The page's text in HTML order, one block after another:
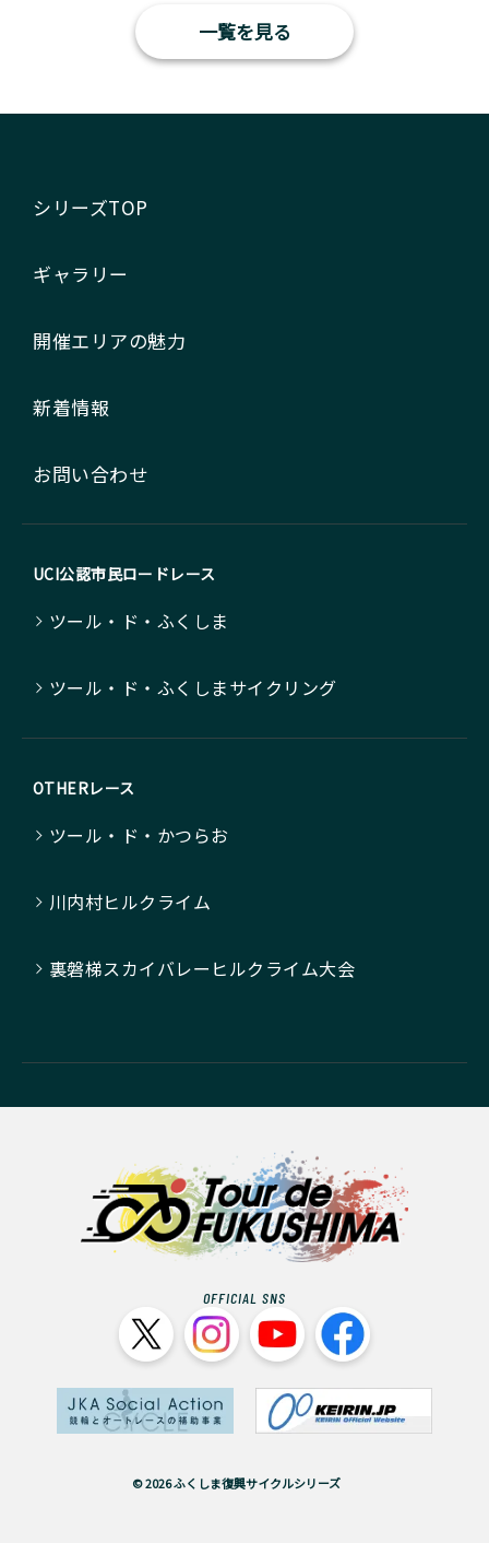
一覧を見る
シリーズTOP
ギャラリー
開催エリアの魅力
新着情報
お問い合わせ
UCI公認市民ロードレース
ツール・ド・ふくしま
ツール・ド・ふくしまサイクリング
OTHERレース
ツール・ド・かつらお
川内村ヒルクライム
裏磐梯スカイバレーヒルクライム大会
OFFICIAL SNS
© 2026 ふくしま復興サイクルシリーズ